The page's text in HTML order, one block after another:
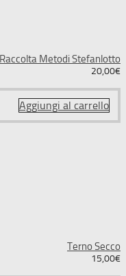
Raccolta Metodi Stefanlotto
20,00€
Aggiungi al carrello
Terno Secco
15,00€